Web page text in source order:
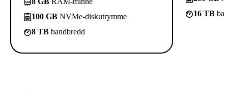
100 GB NVMe-diskutrymme
8 TB bandbredd
16 TB